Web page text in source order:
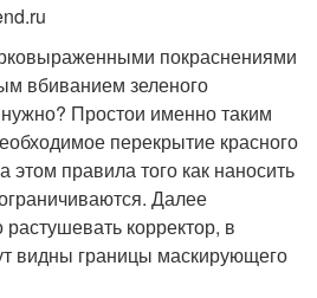
покраснениями
вбиванием зеленого
Простои именно таким
перекрытие красного
этом правила того как наносить
Далее
корректор, в
видны границы маскирующего